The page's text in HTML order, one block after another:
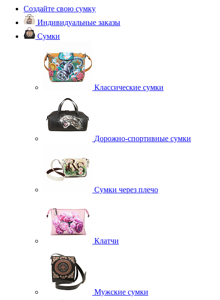
Создайте свою сумку
Индивидуальные заказы
Сумки
Классические сумки
Дорожно-спортивные сумки
Сумки через плечо
Клатчи
Мужские сумки